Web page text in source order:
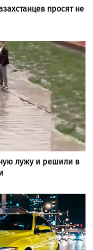
просят не
лужу и решили в